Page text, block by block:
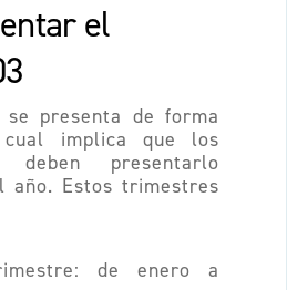
el
presenta de forma
implica que los
deben presentarlo
año. Estos trimestres
de enero a